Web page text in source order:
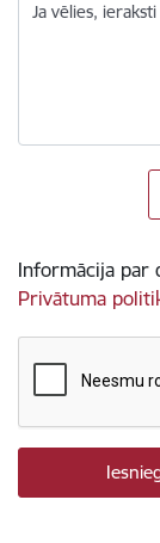
Ja vēlies,
Informācija par
Privātuma